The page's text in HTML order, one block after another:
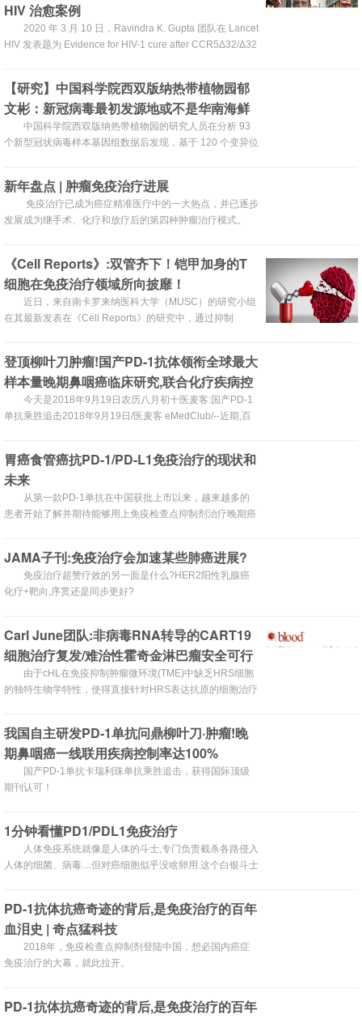
HIV 治愈案例
2020 年 3 月 10 日，Ravindra K. Gupta 团队在 Lancet
HIV 发表题为 Evidence for HIV-1 cure after CCR5Δ32/Δ32
report 的研究 [2]，跟进了去年那位神奇的「伦敦病人」治疗
最新进展。
【研究】中国科学院西双版纳热带植物园郁
文彬：新冠病毒最初发源地或不是华南海鲜
市场中国科学院西双版纳热带植物园的研究人员在分析 93
个新型冠状病毒样本基因组数据后发现，基于 120 个变异位
H3、H13 和 H38 则来自华南海鲜市场之外。这印证了华南
海鲜市场不是病毒发源地的推论。
新年盘点 | 肿瘤免疫治疗进展
免疫治疗已成为癌症精准医疗中的一大热点，并已逐步
发展成为继手术、化疗和放疗后的第四种肿瘤治疗模式。
《Cell Reports》:双管齐下！铠甲加身的T
细胞在免疫治疗领域所向披靡！
近日，来自南卡罗来纳医科大学（MUSC）的研究小组
在其最新发表在《Cell Reports》的研究中，通过抑制
大军中所向披靡！
登顶柳叶刀肿瘤!国产PD-1抗体领衔全球最大
样本量晚期鼻咽癌临床研究,联合化疗疾病控
制率达100%
今天是2018年9月19日农历八月初十医麦客:国产PD-1
单抗乘胜追击2018年9月19日/医麦客 eMedClub/--近期,百
胃癌食管癌抗PD-1/PD-L1免疫治疗的现状和
未来
从第一款PD-1单抗在中国获批上市以来，越来越多的
患者开始了解并期待能够用上免疫检查点抑制剂治疗晚期癌
JAMA子刊:免疫治疗会加速某些肺癌进展?
免疫治疗超赞疗效的另一面是什么?HER2阳性乳腺癌
化疗+靶向,序贯还是同步更好?
Carl June团队:非病毒RNA转导的CART19
细胞治疗复发/难治性霍奇金淋巴瘤安全可行
丨医麦猛爆料
由于cHL在免疫抑制肿瘤微环境(TME)中缺乏HRS细胞
的独特生物学特性，使得直接针对HRS表达抗原的细胞治疗
我国自主研发PD-1单抗问鼎柳叶刀·肿瘤!晚
期鼻咽癌一线联用疾病控制率达100%
国产PD-1单抗卡瑞利珠单抗乘胜追击，获得国际顶级
期刊认可！
1分钟看懂PD1/PDL1免疫治疗
人体免疫系统就像是人体的斗士,专门负责截杀各路侵入
人体的细菌、病毒....但对癌细胞似乎没啥卵用.这个白银斗士
PD-1抗体抗癌奇迹的背后,是免疫治疗的百年
血泪史 | 奇点猛科技
2018年，免疫检查点抑制剂登陆中国，想必国内癌症
免疫治疗的大幕，就此拉开。
PD-1抗体抗癌奇迹的背后,是免疫治疗的百年